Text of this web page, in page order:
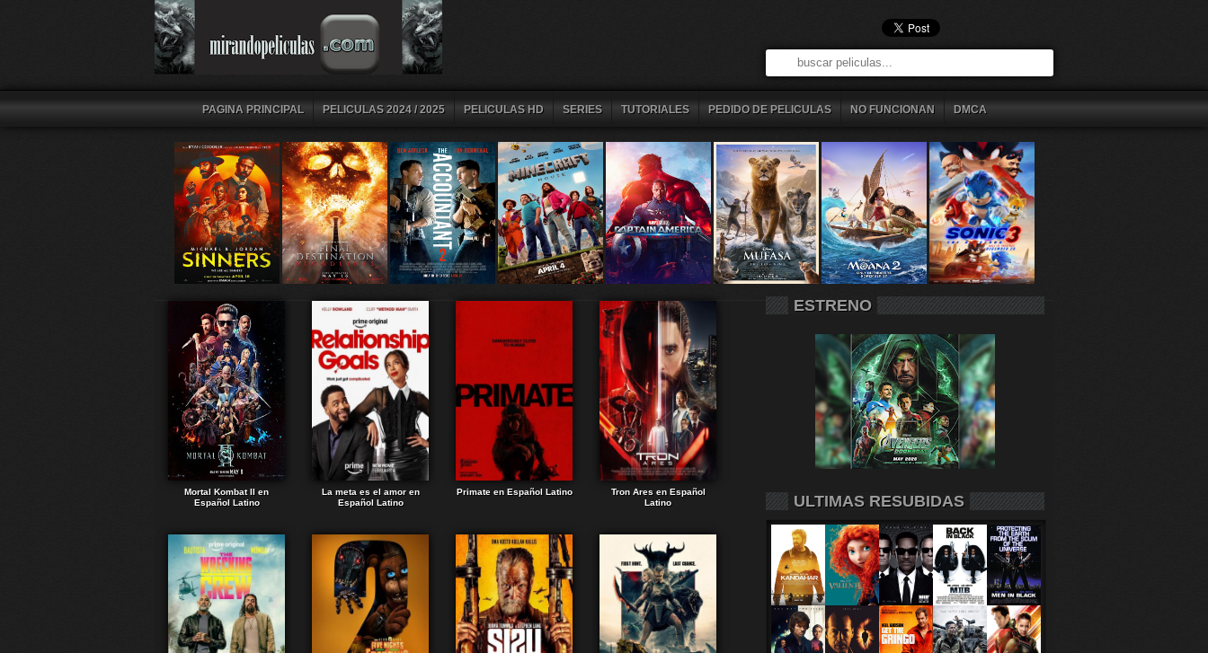
PAGINA PRINCIPAL PELICULAS 2024 / 2025 PELICULAS HD SERIES TUTORIALES PEDIDO DE PELICULAS NO FUNCIONAN DMCA
Mortal Kombat II en
Español Latino
La meta es el amor en
Español Latino
Primate en Español Latino
Tron Ares en Español
Latino
ESTRENO
ULTIMAS RESUBIDAS